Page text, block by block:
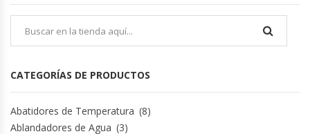
Extractoras De Jugos
CATEGORÍAS DE PRODUCTOS
Abatidores de Temperatura (8)
Ablandadores de Agua (3)